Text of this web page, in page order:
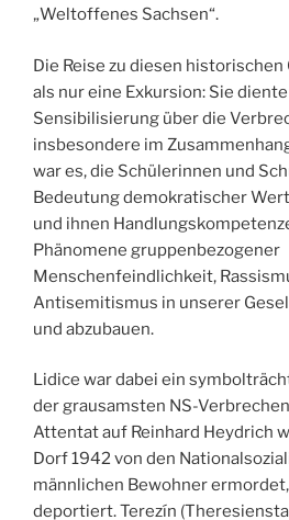
„Weltoffenes Sachsen“.
Die Reise zu diesen
als nur eine Exkursion: Sie
Sensibilisierung über die
insbesondere im
war es, die Schülerinnen und
Bedeutung demokratischer
und ihnen
Phänomene gruppenbezogener
Menschenfeindlichkeit,
Antisemitismus in unserer
und abzubauen.
Lidice war dabei ein
der grausamsten NS-
Attentat auf Reinhard Heydrich
Dorf 1942 von den
männlichen Bewohner
deportiert. Terezín